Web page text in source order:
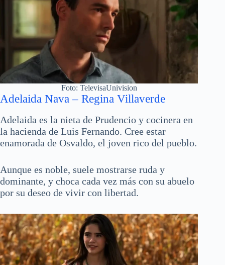
Foto: TelevisaUnivision
Adelaida Nava – Regina Villaverde
Adelaida es la nieta de Prudencio y cocinera en
la hacienda de Luis Fernando. Cree estar
enamorada de Osvaldo, el joven rico del pueblo.
Aunque es noble, suele mostrarse ruda y
dominante, y choca cada vez más con su abuelo
por su deseo de vivir con libertad.